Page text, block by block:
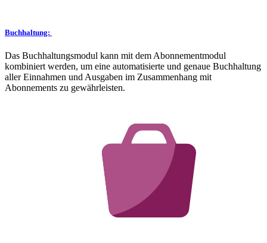
Buchhaltung:
Das Buchhaltungsmodul kann mit dem Abonnementmodul
kombiniert werden, um eine automatisierte und genaue Buchhaltung
aller Einnahmen und Ausgaben im Zusammenhang mit
Abonnements zu gewährleisten.